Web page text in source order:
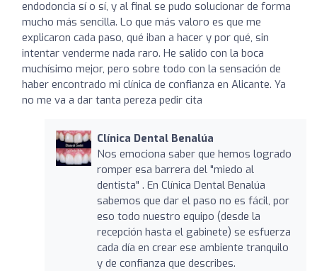
endodoncia sí o sí, y al final se pudo solucionar de forma
mucho más sencilla. Lo que más valoro es que me
explicaron cada paso, qué iban a hacer y por qué, sin
intentar venderme nada raro. He salido con la boca
muchísimo mejor, pero sobre todo con la sensación de
haber encontrado mi clínica de confianza en Alicante. Ya
no me va a dar tanta pereza pedir cita
Clínica Dental Benalúa
Nos emociona saber que hemos logrado
romper esa barrera del "miedo al
dentista" . En Clínica Dental Benalúa
sabemos que dar el paso no es fácil, por
eso todo nuestro equipo (desde la
recepción hasta el gabinete) se esfuerza
cada día en crear ese ambiente tranquilo
y de confianza que describes.